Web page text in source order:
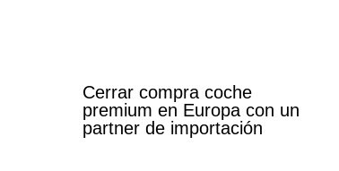
Cerrar compra coche
premium en Europa con un
partner de importación